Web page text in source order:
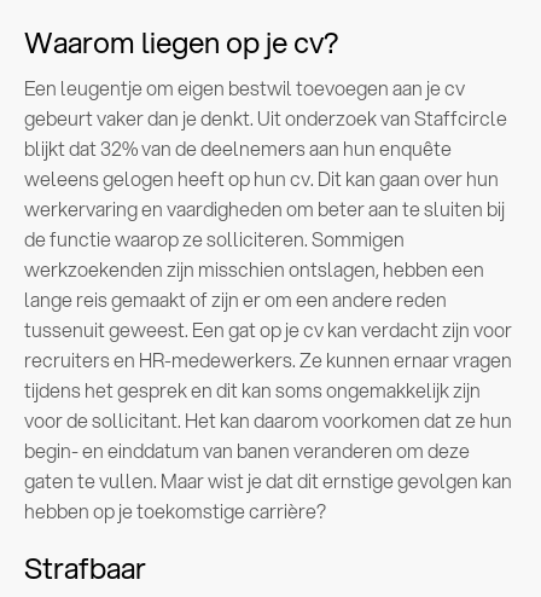
Waarom liegen op je cv?
Een leugentje om eigen bestwil toevoegen aan je cv
gebeurt vaker dan je denkt. Uit onderzoek van Staffcircle
blijkt dat 32% van de deelnemers aan hun enquête
weleens gelogen heeft op hun cv. Dit kan gaan over hun
werkervaring en vaardigheden om beter aan te sluiten bij
de functie waarop ze solliciteren. Sommigen
werkzoekenden zijn misschien ontslagen, hebben een
lange reis gemaakt of zijn er om een andere reden
tussenuit geweest. Een gat op je cv kan verdacht zijn voor
recruiters en HR-medewerkers. Ze kunnen ernaar vragen
tijdens het gesprek en dit kan soms ongemakkelijk zijn
voor de sollicitant. Het kan daarom voorkomen dat ze hun
begin- en einddatum van banen veranderen om deze
gaten te vullen. Maar wist je dat dit ernstige gevolgen kan
hebben op je toekomstige carrière?
Strafbaar